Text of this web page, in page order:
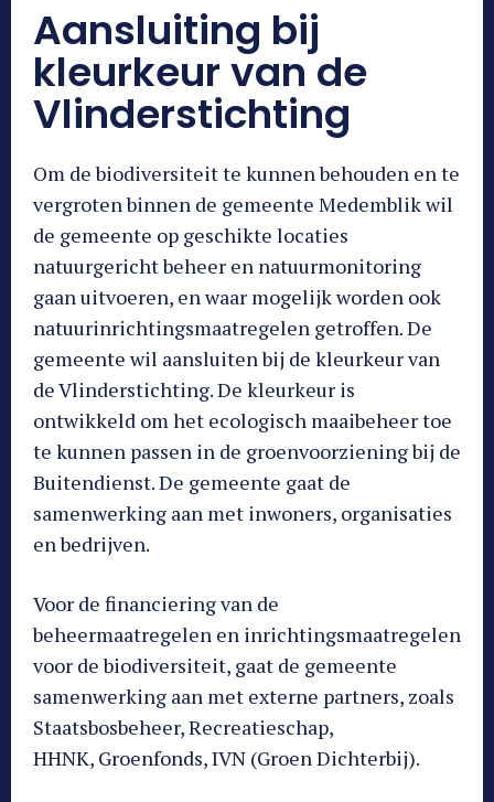
Aansluiting bij
kleurkeur van de
Vlinderstichting
Om de biodiversiteit te kunnen behouden en te
vergroten binnen de gemeente Medemblik wil
de gemeente op geschikte locaties
natuurgericht beheer en natuurmonitoring
gaan uitvoeren, en waar mogelijk worden ook
natuurinrichtingsmaatregelen getroffen. De
gemeente wil aansluiten bij de kleurkeur van
de Vlinderstichting. De kleurkeur is
ontwikkeld om het ecologisch maaibeheer toe
te kunnen passen in de groenvoorziening bij de
Buitendienst. De gemeente gaat de
samenwerking aan met inwoners, organisaties
en bedrijven.
Voor de financiering van de
beheermaatregelen en inrichtingsmaatregelen
voor de biodiversiteit, gaat de gemeente
samenwerking aan met externe partners, zoals
Staatsbosbeheer, Recreatieschap,
HHNK, Groenfonds, IVN (Groen Dichterbij).